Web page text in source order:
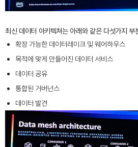
최신 데이터 아키텍쳐는 아래와 같은 다섯가지 부
확장 가능한 데이터레이크 및 웨어하우스
목적에 맞게 만들어진 데이터 서비스
데이터 공유
통합된 거버넌스
데이터 발견